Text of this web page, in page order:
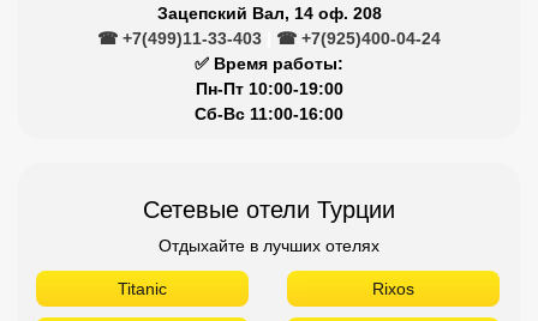
Зацепский Вал, 14 оф. 208
☎ +7(499)11-33-403
☎ +7(925)400-04-24
✅ Время работы:
Пн-Пт 10:00-19:00
Сб-Вс 11:00-16:00
Сетевые отели Турции
Отдыхайте в лучших отелях
Titanic Rixos